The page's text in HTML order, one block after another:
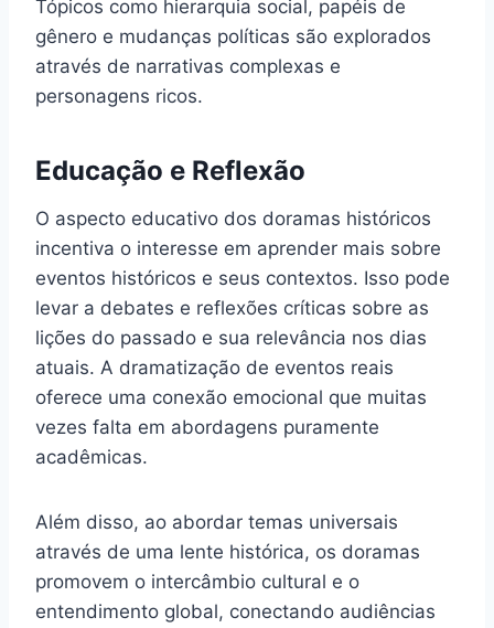
Tópicos como hierarquia social, papéis de
gênero e mudanças políticas são explorados
através de narrativas complexas e
personagens ricos.
Educação e Reflexão
O aspecto educativo dos doramas históricos
incentiva o interesse em aprender mais sobre
eventos históricos e seus contextos. Isso pode
levar a debates e reflexões críticas sobre as
lições do passado e sua relevância nos dias
atuais. A dramatização de eventos reais
oferece uma conexão emocional que muitas
vezes falta em abordagens puramente
acadêmicas.
Além disso, ao abordar temas universais
através de uma lente histórica, os doramas
promovem o intercâmbio cultural e o
entendimento global, conectando audiências